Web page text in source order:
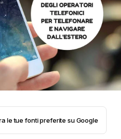
le tue fonti preferite su Google